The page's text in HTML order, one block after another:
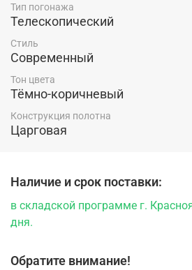
Тип погонажа
Телескопический
Стиль
Современный
Тон цвета
Тёмно-коричневый
Конструкция полотна
Царговая
Наличие и срок поставки:
в складской программе г.
дня.
Обратите внимание!